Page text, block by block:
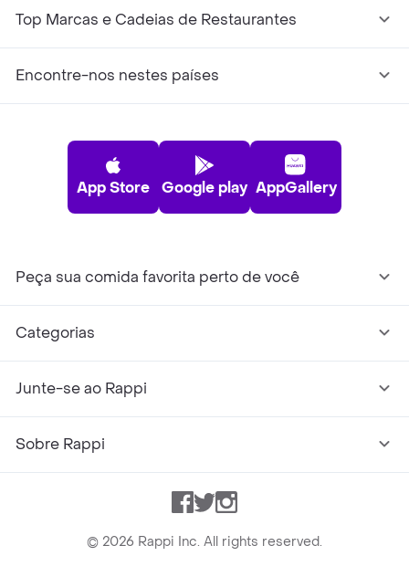
Top Marcas e Cadeias de Restaurantes
Encontre-nos nestes países
App Store Google play AppGallery
Peça sua comida favorita perto de você
Categorias
Junte-se ao Rappi
Sobre Rappi
Facebook
TwitterInstagram
© 2026 Rappi Inc. All rights reserved.